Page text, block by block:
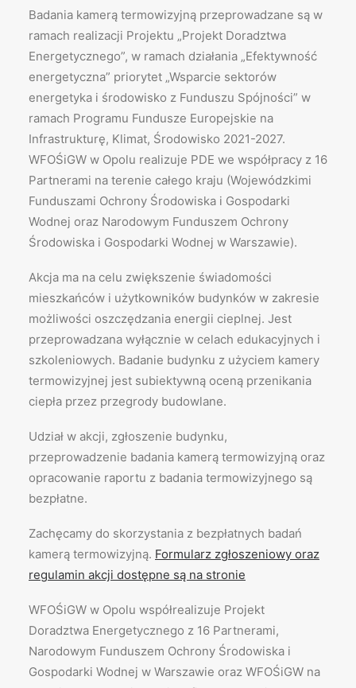
Badania kamerą termowizyjną przeprowadzane są w
ramach realizacji Projektu „Projekt Doradztwa
Energetycznego”, w ramach działania „Efektywność
energetyczna” priorytet „Wsparcie sektorów
energetyka i środowisko z Funduszu Spójności” w
ramach Programu Fundusze Europejskie na
Infrastrukturę, Klimat, Środowisko 2021-2027.
WFOŚiGW w Opolu realizuje PDE we współpracy z 16
Partnerami na terenie całego kraju (Wojewódzkimi
Funduszami Ochrony Środowiska i Gospodarki
Wodnej oraz Narodowym Funduszem Ochrony
Środowiska i Gospodarki Wodnej w Warszawie).
Akcja ma na celu zwiększenie świadomości
mieszkańców i użytkowników budynków w zakresie
możliwości oszczędzania energii cieplnej. Jest
przeprowadzana wyłącznie w celach edukacyjnych i
szkoleniowych. Badanie budynku z użyciem kamery
termowizyjnej jest subiektywną oceną przenikania
ciepła przez przegrody budowlane.
Udział w akcji, zgłoszenie budynku,
przeprowadzenie badania kamerą termowizyjną oraz
opracowanie raportu z badania termowizyjnego są
bezpłatne.
Zachęcamy do skorzystania z bezpłatnych badań
kamerą termowizyjną. Formularz zgłoszeniowy oraz
regulamin akcji dostępne są na stronie
WFOŚiGW w Opolu współrealizuje Projekt
Doradztwa Energetycznego z 16 Partnerami,
Narodowym Funduszem Ochrony Środowiska i
Gospodarki Wodnej w Warszawie oraz WFOŚiGW na